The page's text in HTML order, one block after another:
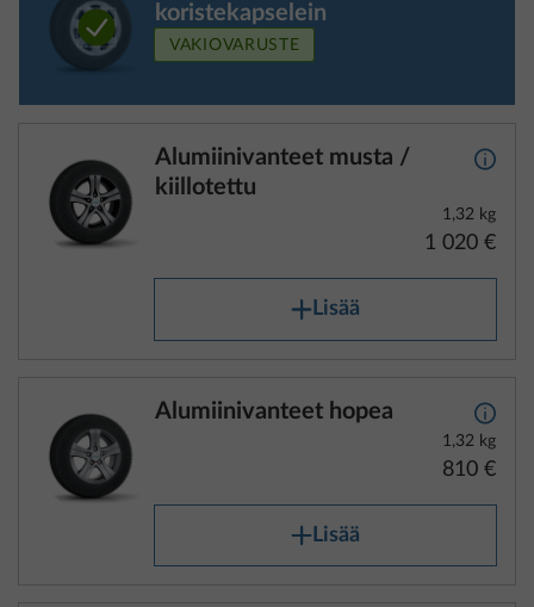
koristekapselein
VAKIOVARUSTE
Alumiinivanteet musta /
kiillotettu
1,32 kg
1 020 €
Lisää
Alumiinivanteet hopea
1,32 kg
810 €
Lisää